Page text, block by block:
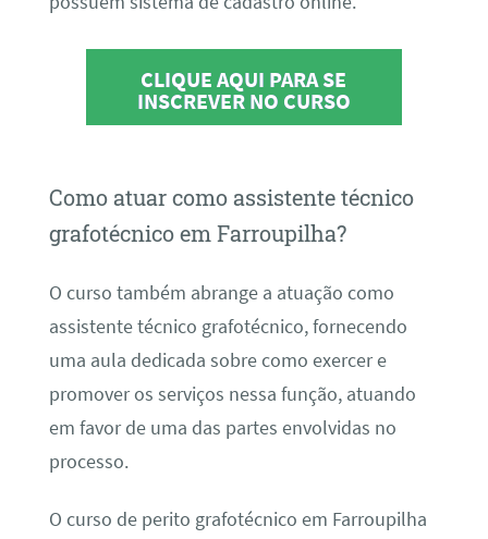
CLIQUE AQUI PARA SE
INSCREVER NO CURSO
Como atuar como assistente técnico
grafotécnico em Farroupilha?
O curso também abrange a atuação como
assistente técnico grafotécnico, fornecendo
uma aula dedicada sobre como exercer e
promover os serviços nessa função, atuando
em favor de uma das partes envolvidas no
processo.
O curso de perito grafotécnico em Farroupilha